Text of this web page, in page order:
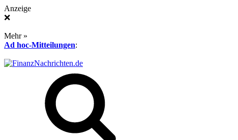
Anzeige
❌
Mehr »
Ad hoc-Mitteilungen: